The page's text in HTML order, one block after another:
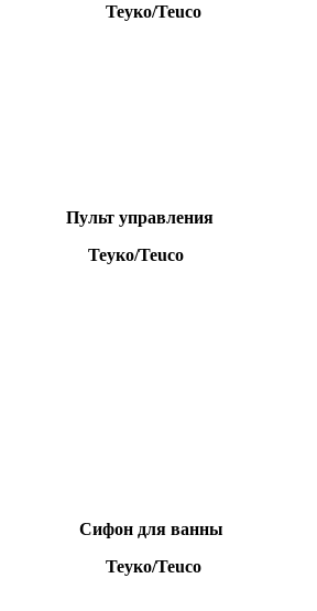
Теуко/Teuco
Пульт управления
Теуко/Teuco
Сифон для ванны
Теуко/Teuco